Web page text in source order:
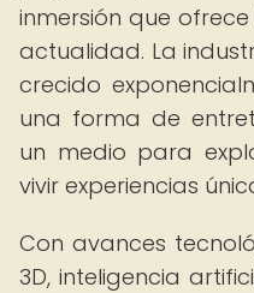
inmersión que
actualidad. La
crecido
una forma de
un medio para
vivir experiencias
Con avances
3D, inteligencia